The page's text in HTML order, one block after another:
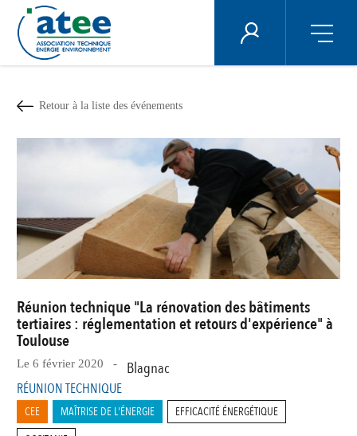
contenu
principal
ÉNERGIE PLUS
Retour à la liste des événements
Réunion technique "La rénovation des bâtiments
tertiaires : réglementation et retours d'expérience" à
Toulouse
Le 6 février 2020 - Blagnac
RÉUNION TECHNIQUE
CEE MAÎTRISE DE L'ÉNERGIE
EFFICACITÉ ÉNERGÉTIQUE
Panneau de gestion des cookies